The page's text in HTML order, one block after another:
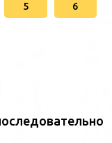
5 6